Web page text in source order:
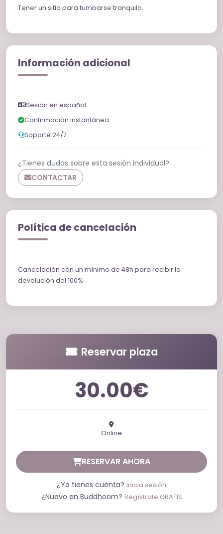
Tener un sitio para tumbarse tranquilo.
Información adicional
Sesión en español
Confirmación instantánea
Soporte 24/7
¿Tienes dudas sobre esta sesión individual?
CONTACTAR
Política de cancelación
Cancelación con un mínimo de 48h para recibir la
devolución del 100%
Reservar plaza
30.00€
Online
RESERVAR AHORA
¿Ya tienes cuenta? Inicia sesión
¿Nuevo en Buddhoom? Regístrate GRATIS